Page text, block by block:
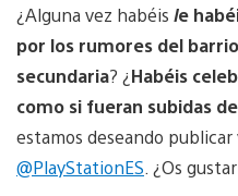
¿Alguna vez habéis le
por los rumores del
secundaria? ¿Habéis
como si fueran subidas de
estamos deseando
@PlayStationES . ¿Os